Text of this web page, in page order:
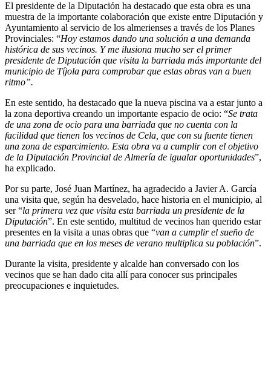
El presidente de la Diputación ha destacado que esta obra es una
muestra de la importante colaboración que existe entre Diputación y
Ayuntamiento al servicio de los almerienses a través de los Planes
Provinciales: “Hoy estamos dando una solución a una demanda
histórica de sus vecinos. Y me ilusiona mucho ser el primer
presidente de Diputación que visita la barriada más importante del
municipio de Tíjola para comprobar que estas obras van a buen
ritmo”.
En este sentido, ha destacado que la nueva piscina va a estar junto a
la zona deportiva creando un importante espacio de ocio: “Se trata
de una zona de ocio para una barriada que no cuenta con la
facilidad que tienen los vecinos de Cela, que con su fuente tienen
una zona de esparcimiento. Esta obra va a cumplir con el objetivo
de la Diputación Provincial de Almería de igualar oportunidades”,
ha explicado.
Por su parte, José Juan Martínez, ha agradecido a Javier A. García
una visita que, según ha desvelado, hace historia en el municipio, al
ser “la primera vez que visita esta barriada un presidente de la
Diputación”. En este sentido, multitud de vecinos han querido estar
presentes en la visita a unas obras que “van a cumplir el sueño de
una barriada que en los meses de verano multiplica su población”.
Durante la visita, presidente y alcalde han conversado con los
vecinos que se han dado cita allí para conocer sus principales
preocupaciones e inquietudes.